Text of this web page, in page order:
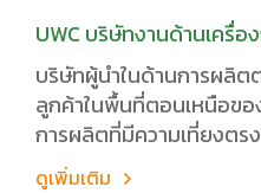
UWC บริษัทงานด้านเครื่
บริษัทผู้นำในด้านการผลิ
ลูกค้าในพื้นที่ตอนเหนือขอ
การผลิตที่มีความเที่ยงตร
ดูเพิ่มเติม